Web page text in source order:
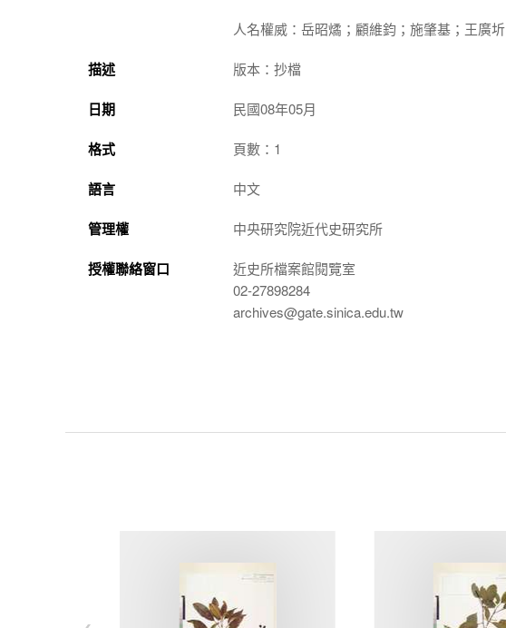
人名權威：岳昭燏；顧維鈞；施肇基；王廣圻
描述 版本：抄檔
日期 民國08年05月
格式 頁數：1
語言 中文
管理權 中央研究院近代史研究所
授權聯絡窗口
近史所檔案館閱覽室
02-27898284
archives@gate.sinica.edu.tw